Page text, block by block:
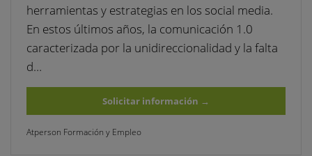
herramientas y estrategias en los social media.
En estos últimos años, la comunicación 1.0
caracterizada por la unidireccionalidad y la falta
d…
Solicitar información →
Atperson Formación y Empleo